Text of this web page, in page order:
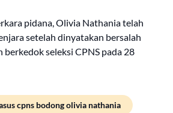
pidana, Olivia Nathania telah
setelah dinyatakan bersalah
berkedok seleksi CPNS pada 28
cpns bodong olivia nathania